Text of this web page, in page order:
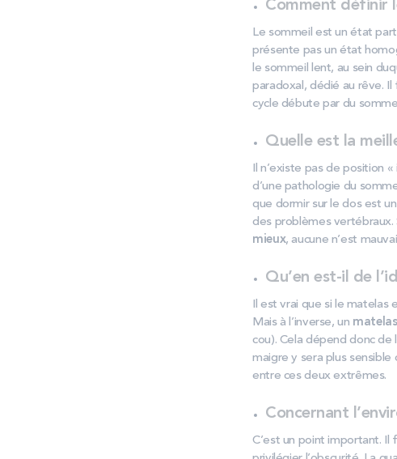
Comment définir
Le sommeil est un état
présente pas un état
le sommeil lent, au sein
paradoxal, dédié au rêve.
cycle débute par du
Quelle est la
Il n’existe pas de position
d’une pathologie du
que dormir sur le dos est
des problèmes vertébraux.
mieux, aucune n’est
Qu’en est-il de
Il est vrai que si le matelas
Mais à l’inverse, un
cou). Cela dépend donc de
maigre y sera plus
entre ces deux extrêmes.
Concernant
C’est un point important. Il